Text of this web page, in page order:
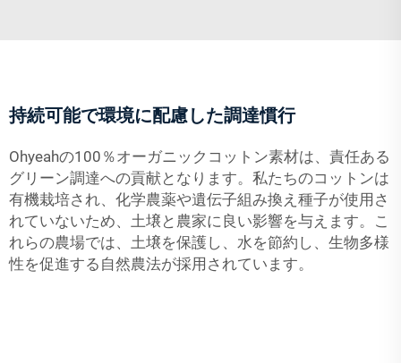
持続可能で環境に配慮した調達慣行
Ohyeahの100％オーガニックコットン素材は、責任ある
グリーン調達への貢献となります。私たちのコットンは
有機栽培され、化学農薬や遺伝子組み換え種子が使用さ
れていないため、土壌と農家に良い影響を与えます。こ
れらの農場では、土壌を保護し、水を節約し、生物多様
性を促進する自然農法が採用されています。